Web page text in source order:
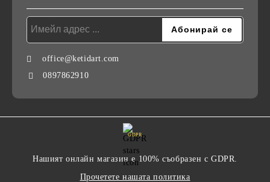
office@ketidart.com
0897862910
GDPR
Нашият онлайн магазин е 100% съобразен с GDPR.
Прочетете нашата политика